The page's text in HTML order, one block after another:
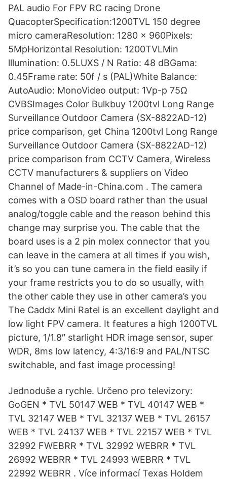
PAL audio For FPV RC racing Drone
QuacopterSpecification:1200TVL 150 degree
micro cameraResolution: 1280 x 960Pixels:
5MpHorizontal Resolution: 1200TVLMin
lllumination: 0.5LUXS / N Ratio: 48 dBGama:
0.45Frame rate: 50f / s (PAL)White Balance:
AutoAudio: MonoVideo output: 1Vp-p 75Ω
CVBSImages Color Bulkbuy 1200tvl Long Range
Surveillance Outdoor Camera (SX-8822AD-12)
price comparison, get China 1200tvl Long Range
Surveillance Outdoor Camera (SX-8822AD-12)
price comparison from CCTV Camera, Wireless
CCTV manufacturers & suppliers on Video
Channel of Made-in-China.com . The camera
comes with a OSD board rather than the usual
analog/toggle cable and the reason behind this
change may surprise you. The cable that the
board uses is a 2 pin molex connector that you
can leave in the camera at all times if you wish,
it’s so you can tune camera in the field easily if
your frame restricts you to do so usually, with
the other cable they use in other camera’s you
The Caddx Mini Ratel is an excellent daylight and
low light FPV camera. It features a high 1200TVL
picture, 1/1.8″ starlight HDR image sensor, super
WDR, 8ms low latency, 4:3/16:9 and PAL/NTSC
switchable, and fast image processing!
Jednoduše a rychle. Určeno pro televizory:
GoGEN * TVL 50147 WEB * TVL 40147 WEB *
TVL 32147 WEB * TVL 32137 WEB * TVL 26157
WEB * TVL 24137 WEB * TVL 22157 WEB * TVL
32992 FWEBRR * TVL 32992 WEBRR * TVL
26992 WEBRR * TVL 24993 WEBRR * TVL
22992 WEBRR . Více informací Texas Holdem